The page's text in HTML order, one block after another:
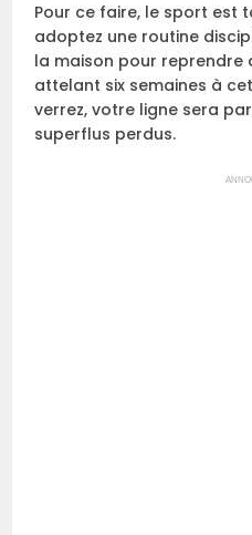
Pour ce faire, le sport est
adoptez une routine
la maison pour reprendre
attelant six semaines à
verrez, votre ligne sera
superflus perdus.